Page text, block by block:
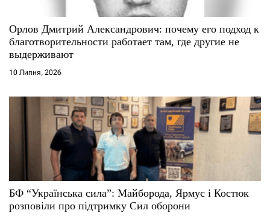
Орлов Дмитрий Александрович: почему его подход к
благотворительности работает там, где другие не
выдерживают
10 Липня, 2026
БФ “Українська сила”: Майборода, Ярмус і Костюк
розповіли про підтримку Сил оборони